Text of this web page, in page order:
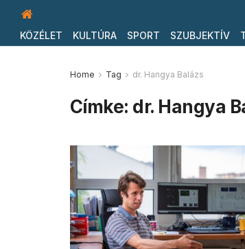
KÖZÉLET KULTÚRA SPORT SZUBJEKTÍV
Home Tag dr. Hangya Balázs
Címke: dr. Hangya